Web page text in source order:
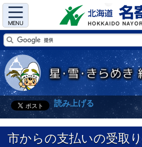
Menu
読み上げる
市からの支払いの受取り